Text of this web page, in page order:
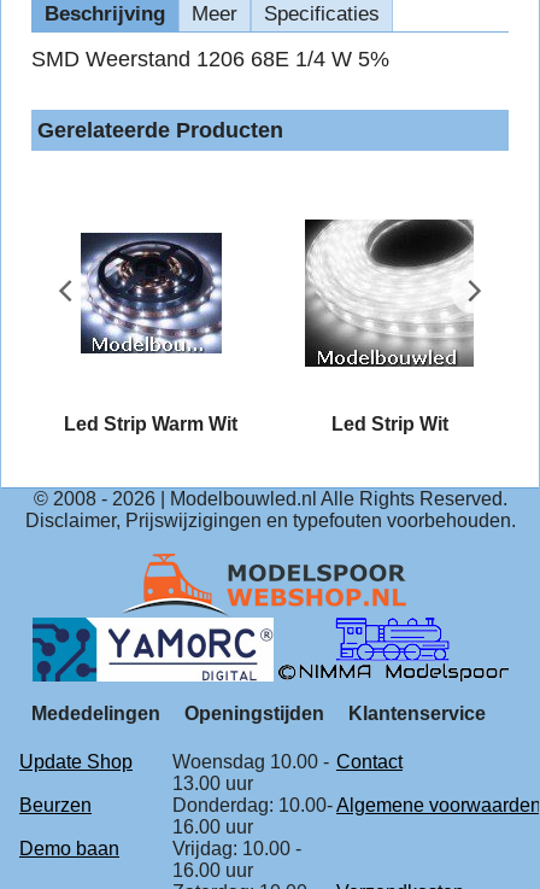
Beschrijving Meer Specificaties
SMD Weerstand 1206 68E 1/4 W 5%
Gerelateerde Producten
Led Strip Warm Wit Led Strip Wit
© 2008 - 2026| Modelbouwled.nl Alle Rights Reserved.
Disclaimer, Prijswijzigingen en typefouten voorbehouden.
Mededelingen Openingstijden Klantenservice
Update Shop
Woensdag 10.00 -
13.00 uur
Contact
Beurzen
Donderdag: 10.00-
16.00 uur
Algemene voorwaarden
Demo baan
Vrijdag: 10.00 -
16.00 uur